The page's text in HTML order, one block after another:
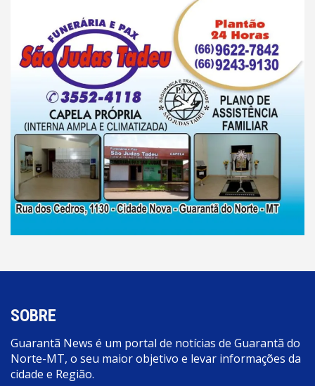
SOBRE
Guarantã News é um portal de notícias de Guarantã do
Norte-MT, o seu maior objetivo e levar informações da
cidade e Região.